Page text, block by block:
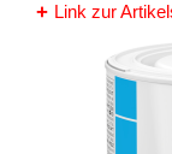
Link zur